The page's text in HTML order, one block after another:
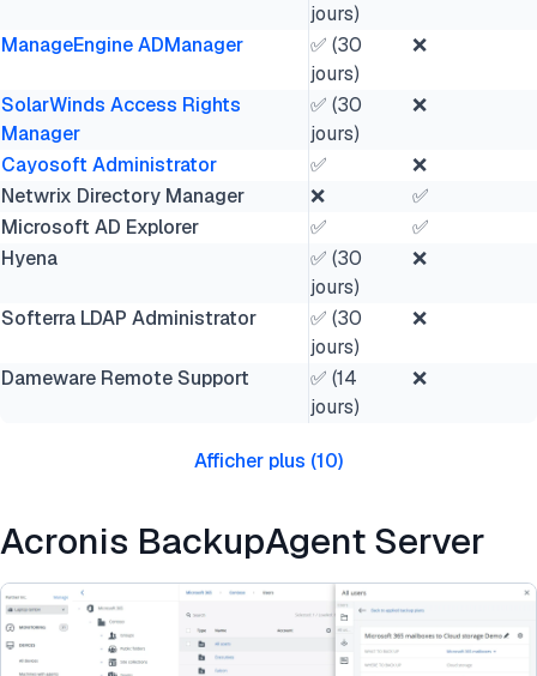
jours)
ManageEngine ADManager
✅ (30
jours)
❌
SolarWinds Access Rights
Manager
✅ (30
jours)
❌
Cayosoft Administrator ✅
❌
Netwrix Directory Manager
❌
✅
Microsoft AD Explorer
✅
✅
Hyena
✅ (30
jours)
❌
Softerra LDAP Administrator
✅ (30
jours)
❌
Dameware Remote Support
✅ (14
jours)
❌
Afficher plus (10)
Acronis BackupAgent Server